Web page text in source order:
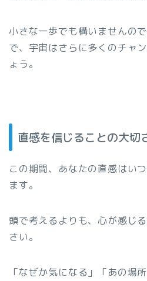
小さな一歩でも構いませんの
で、宇宙はさらに多くのチャ
ょう。
直感を信じることの大切
この期間、あなたの直感はい
ます。
頭で考えるよりも、心が感じ
さい。
「なぜか気になる」「あの場